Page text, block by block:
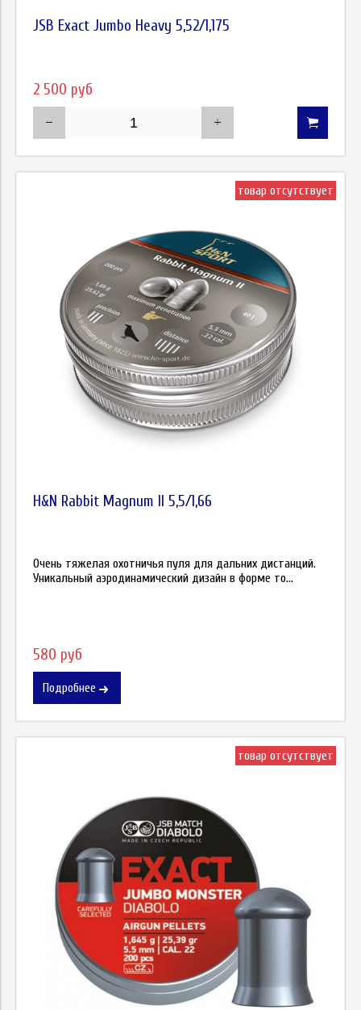
JSB Exact Jumbo Heavy 5,52/1,175
2 500 руб
товар отсутствует
H&N Rabbit Magnum II 5,5/1,66
Очень тяжелая охотничья пуля для дальних дистанций.
Уникальный аэродинамический дизайн в форме то...
580 руб
Подробнее
товар отсутствует